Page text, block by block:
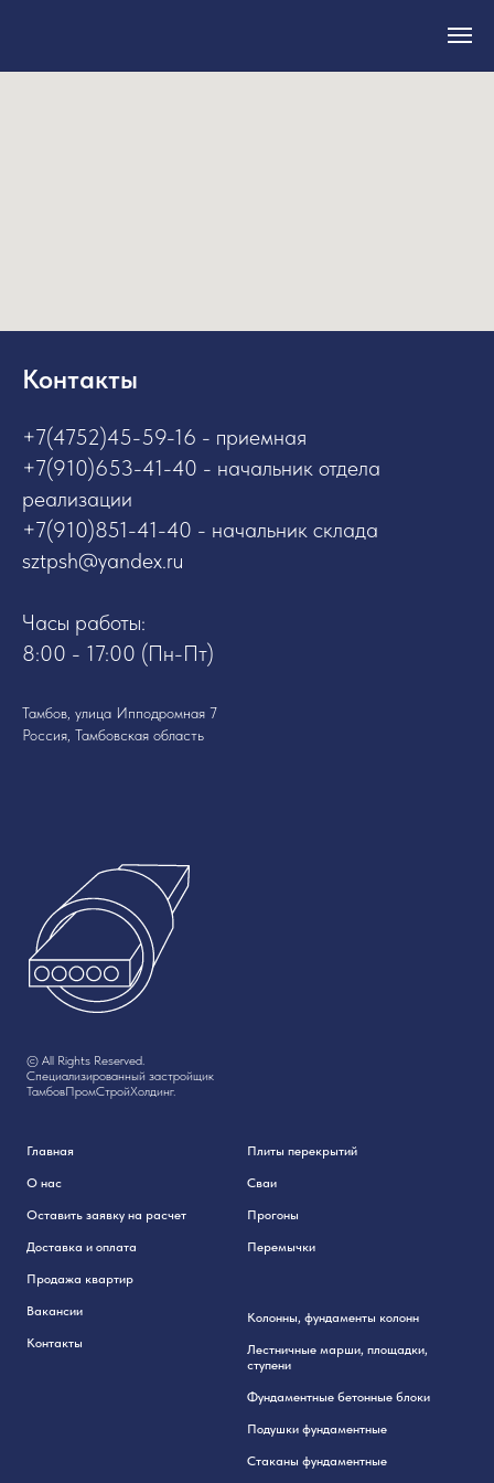
Контакты
+7(4752)45-59-16 - приемная
+7(910)653-41-40 - начальник отдела
реализации
+7(910)851-41-40 - начальник склада
sztpsh@yandex.ru
Часы работы:
8:00 - 17:00 (Пн-Пт)
Тамбов, улица Ипподромная 7
Россия, Тамбовская область
© All Rights Reserved.
Специализированный застройщик
ТамбовПромСтройХолдинг.
Главная
О нас
Оставить заявку на расчет
Доставка и оплата
Продажа квартир
Вакансии
Контакты
Плиты перекрытий
Сваи
Прогоны
Перемычки
Колонны, фундаменты колонн
Лестничные марши, площадки,
ступени
Фундаментные бетонные блоки
Подушки фундаментные
Стаканы фундаментные